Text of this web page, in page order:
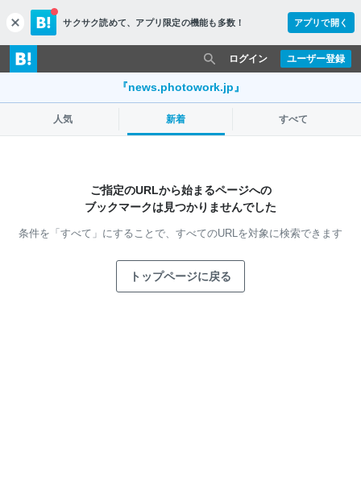
c
l
o
s
サクサク読めて、 アプリ限定の機能も多数！ アプリで開く
ユーザー登録
ログイン
『news.photowork.jp』
人気 新着 すべて
ご指定のURLから始まるページへの
ブックマークは見つかりませんでした
条件を「すべて」にすることで、 すべてのURLを対象に検索できます
トップページに戻る